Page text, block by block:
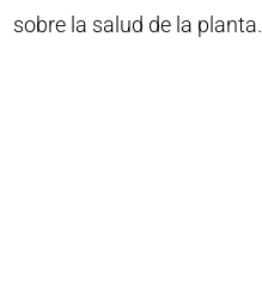
sobre la salud de la planta.